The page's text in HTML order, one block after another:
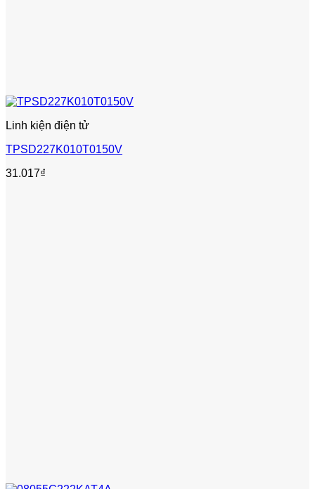
Linh kiện điện tử
TPSD227K010T0150V
31.017₫